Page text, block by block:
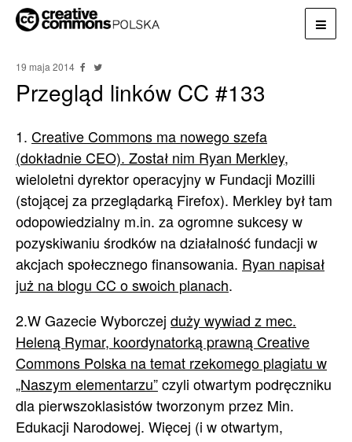
19 maja 2014
Przegląd linków CC #133
1. Creative Commons ma nowego szefa
(dokładnie CEO). Został nim Ryan Merkley,
wieloletni dyrektor operacyjny w Fundacji Mozilli
(stojącej za przeglądarką Firefox). Merkley był tam
odopowiedzialny m.in. za ogromne sukcesy w
pozyskiwaniu środków na działalność fundacji w
akcjach społecznego finansowania. Ryan napisał
już na blogu CC o swoich planach.
2.W Gazecie Wyborczej duży wywiad z mec.
Heleną Rymar, koordynatorką prawną Creative
Commons Polska na temat rzekomego plagiatu w
„Naszym elementarzu”czyli otwartym podręczniku
dla pierwszoklasistów tworzonym przez Min.
Edukacji Narodowej. Więcej (i w otwartym,